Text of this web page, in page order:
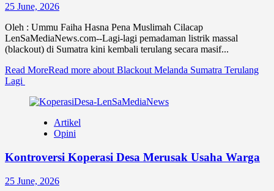
25 June, 2026
Oleh : Ummu Faiha Hasna Pena Muslimah Cilacap
LenSaMediaNews.com--Lagi-lagi pemadaman listrik massal
(blackout) di Sumatra kini kembali terulang secara masif...
Read MoreRead more about Blackout Melanda Sumatra Terulang
Lagi
Artikel
Opini
Kontroversi Koperasi Desa Merusak Usaha Warga
25 June, 2026